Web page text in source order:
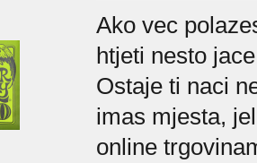
Ako vec
htjeti nesto
Ostaje ti naci
imas mjesta,
online